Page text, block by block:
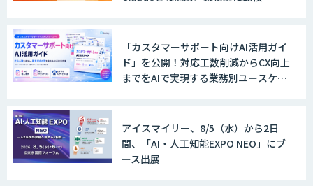
「カスタマーサポート向けAI活用ガイ
ド」を公開！対応工数削減からCX向上
までをAIで実現する業務別ユースケー
アイスマイリー、8/5（水）から2日
間、「AI・人工知能EXPO NEO」にブ
ース出展